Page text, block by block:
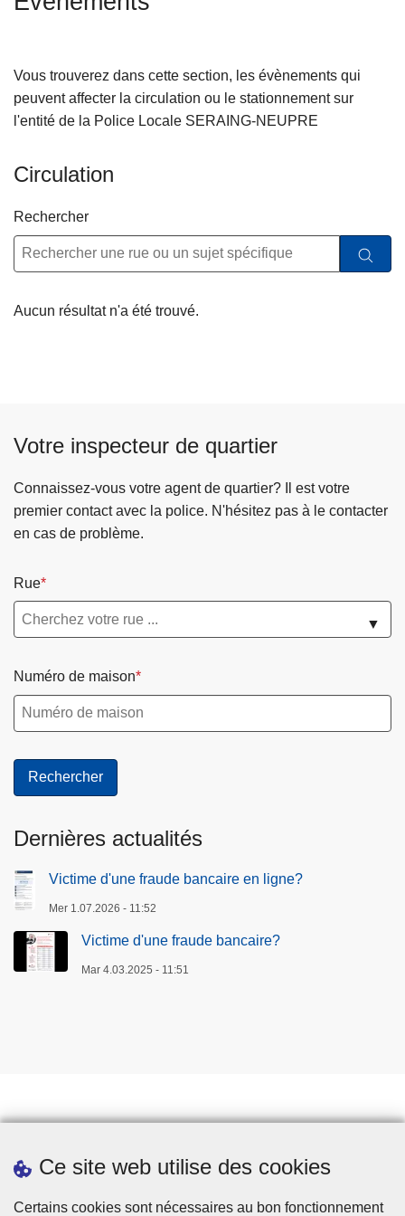
Ce site web utilise des cookies
Certains cookies sont nécessaires au bon fonctionnement
Vous trouverez dans cette section, les évènements qui
peuvent affecter la circulation ou le stationnement sur
l'entité de la Police Locale SERAING-NEUPRE
Circulation
Rechercher
Aucun résultat n'a été trouvé.
Votre inspecteur de quartier
Connaissez-vous votre agent de quartier? Il est votre
premier contact avec la police. N'hésitez pas à le contacter
en cas de problème.
Rue
▼
Numéro de maison
Dernières actualités
Victime d'une fraude bancaire en ligne?
Mer 1.07.2026 - 11:52
Victime d'une fraude bancaire?
Mar 4.03.2025 - 11:51
Téléchargements
Presse